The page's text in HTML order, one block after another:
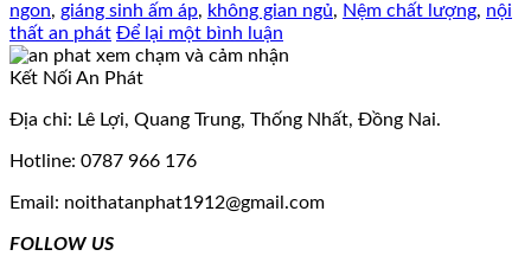
ngon, giáng sinh ấm áp, không gian ngủ, Nệm chất lượng, nội
thất an phát Để lại một bình luận
Kết Nối An Phát
Địa chỉ: Lê Lợi, Quang Trung, Thống Nhất, Đồng Nai.
Hotline: 0787 966 176
Email: noithatanphat1912@gmail.com
FOLLOW US